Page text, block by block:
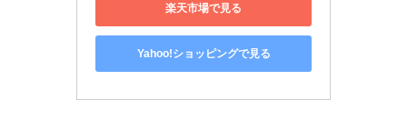
楽天市場で見る
Yahoo!ショッピングで見る